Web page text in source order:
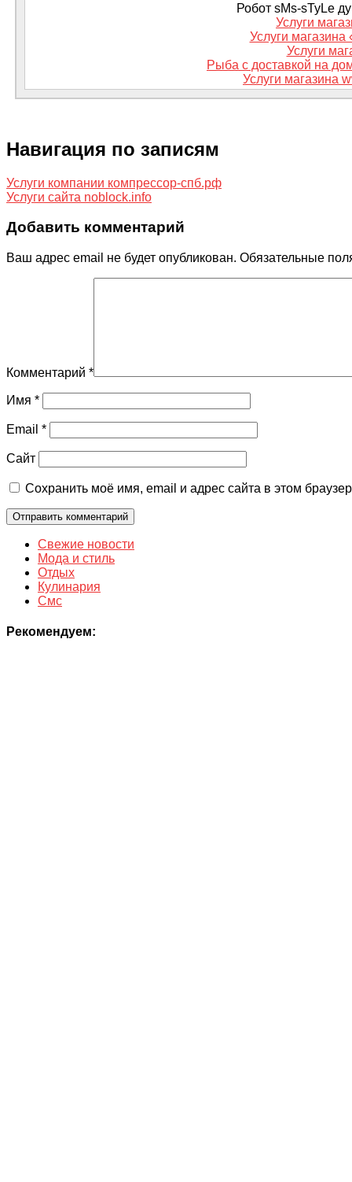
Робот sMs-sTyLe
Услуги
Услуги
Услуги
Рыба с доставкой на
Услуги магазина
Навигация по записям
Услуги компании компрессор-спб.рф
Услуги сайта noblock.info
Добавить комментарий
Ваш адрес email не будет опубликован. Обязательные
Комментарий *
Имя *
Email *
Сайт
Сохранить моё имя, email и адрес сайта в этом
Свежие новости
Мода и стиль
Отдых
Кулинария
Смс
Рекомендуем: